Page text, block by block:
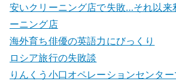
安いクリーニング店で失敗…それ以来
ーニング店
海外育ち俳優の英語力にびっくり
ロシア旅行の失敗談
りんくう小口オペレーションセンタ